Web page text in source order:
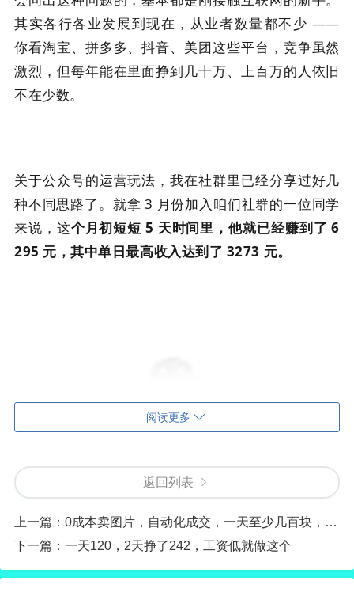
其实各行各业发展到现在，从业者数量都不少 ——
你看淘宝、拼多多、抖音、美团这些平台，竞争虽然
激烈，但每年能在里面挣到几十万、上百万的人依旧
不在少数。
关于公众号的运营玩法，我在社群里已经分享过好几
种不同思路了。就拿 3 月份加入咱们社群的一位同学
来说，这个月初短短 5 天时间里，他就已经赚到了 6
295 元，其中单日最高收入达到了 3273 元。
阅读更多
返回列表
上一篇： 0成本卖图片，自动化成交，一天至少几百块，可以长期干的项目
下一篇： 一天120，2天挣了242，工资低就做这个